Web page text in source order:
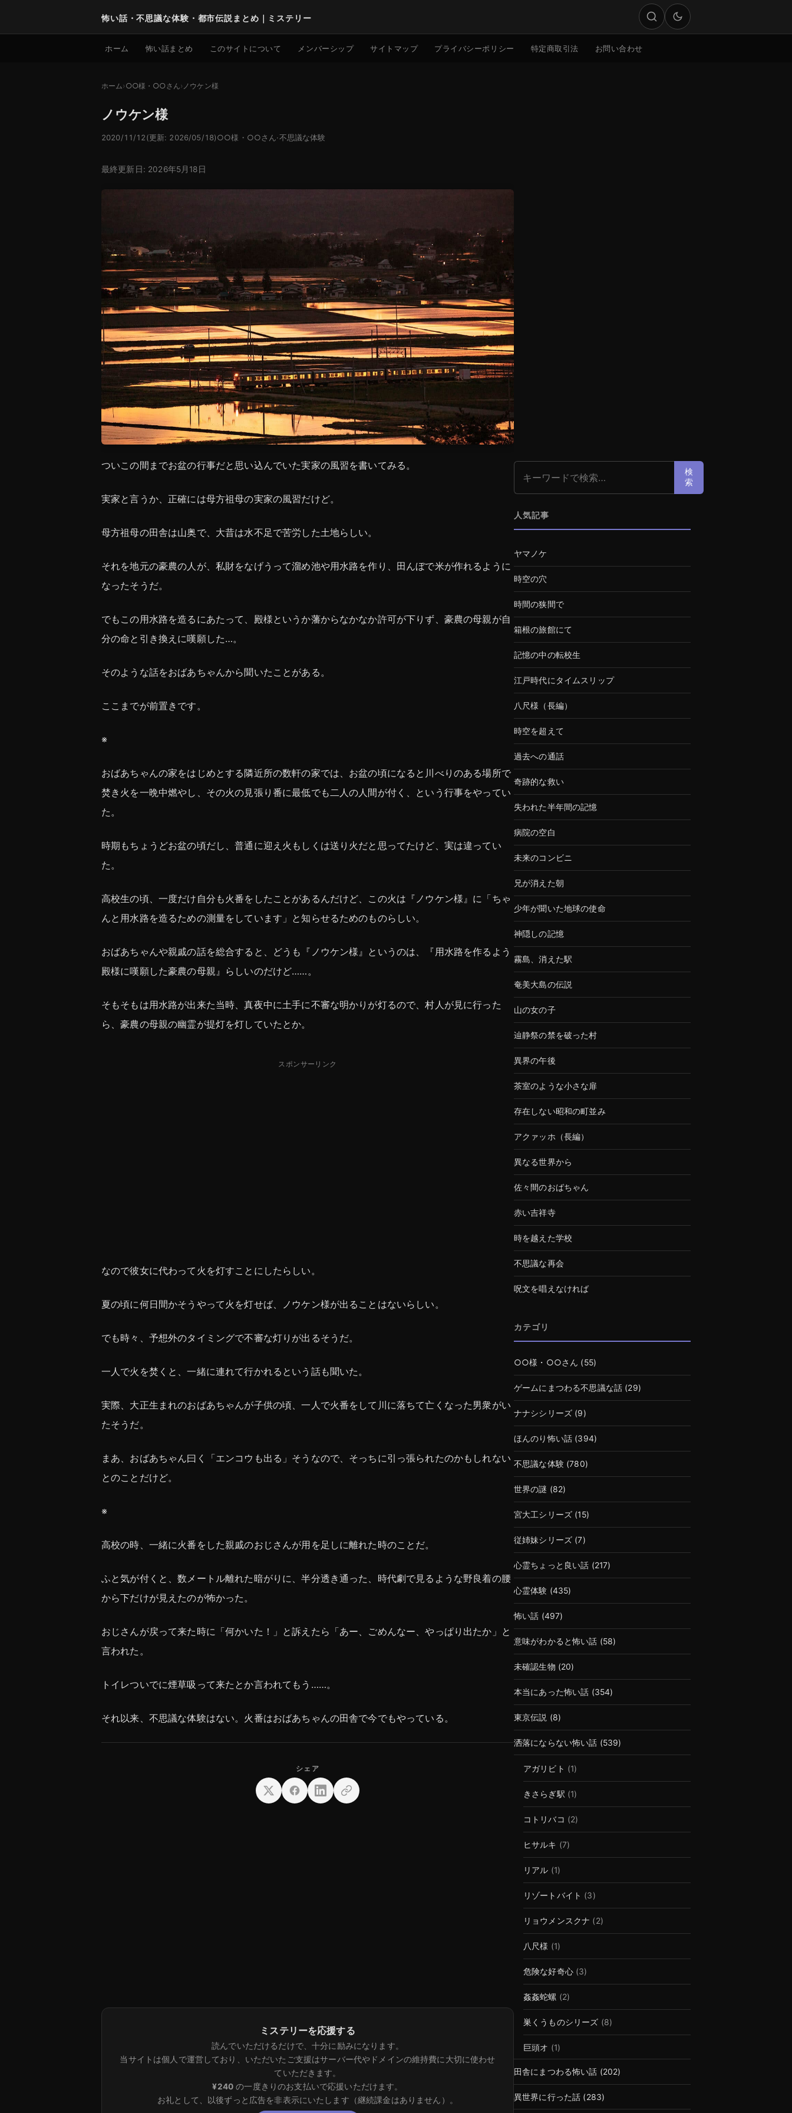
怖い話・不思議な体験・都市伝説まとめ｜ミステリー
ホーム 怖い話まとめ このサイトについて メンバーシップ サイトマップ プライバシーポリシー 特定商取引法 お問い合わせ
ホーム ○○様・○○さん ノウケン様
ノウケン様
2020/11/12 (更新: 2026/05/18) ○○様・○○さん·不思議な体験
最終更新日: 2026年5月18日
ついこの間までお盆の行事だと思い込んでいた実家の風習を書いてみる。
実家と言うか、正確には母方祖母の実家の風習だけど。
母方祖母の田舎は山奥で、大昔は水不足で苦労した土地らしい。
それを地元の豪農の人が、私財をなげうって溜め池や用水路を作り、田んぼで米が作れるように
なったそうだ。
でもこの用水路を造るにあたって、殿様というか藩からなかなか許可が下りず、豪農の母親が自
分の命と引き換えに嘆願した…。
そのような話をおばあちゃんから聞いたことがある。
ここまでが前置きです。
※
おばあちゃんの家をはじめとする隣近所の数軒の家では、お盆の頃になると川べりのある場所で
焚き火を一晩中燃やし、その火の見張り番に最低でも二人の人間が付く、という行事をやってい
た。
時期もちょうどお盆の頃だし、普通に迎え火もしくは送り火だと思ってたけど、実は違ってい
た。
高校生の頃、一度だけ自分も火番をしたことがあるんだけど、この火は『ノウケン様』に「ちゃ
んと用水路を造るための測量をしています」と知らせるためのものらしい。
おばあちゃんや親戚の話を総合すると、どうも『ノウケン様』というのは、『用水路を作るよう
殿様に嘆願した豪農の母親』らしいのだけど……。
そもそもは用水路が出来た当時、真夜中に土手に不審な明かりが灯るので、村人が見に行った
ら、豪農の母親の幽霊が提灯を灯していたとか。
スポンサーリンク
なので彼女に代わって火を灯すことにしたらしい。
夏の頃に何日間かそうやって火を灯せば、ノウケン様が出ることはないらしい。
でも時々、予想外のタイミングで不審な灯りが出るそうだ。
一人で火を焚くと、一緒に連れて行かれるという話も聞いた。
実際、大正生まれのおばあちゃんが子供の頃、一人で火番をして川に落ちて亡くなった男衆がい
たそうだ。
まあ、おばあちゃん曰く「エンコウも出る」そうなので、そっちに引っ張られたのかもしれない
とのことだけど。
※
高校の時、一緒に火番をした親戚のおじさんが用を足しに離れた時のことだ。
ふと気が付くと、数メートル離れた暗がりに、半分透き通った、時代劇で見るような野良着の腰
から下だけが見えたのが怖かった。
おじさんが戻って来た時に「何かいた！」と訴えたら「あー、ごめんなー、やっぱり出たか」と
言われた。
トイレついでに煙草吸って来たとか言われてもう……。
それ以来、不思議な体験はない。火番はおばあちゃんの田舎で今でもやっている。
ミステリーを応援する
読んでいただけるだけで、十分に励みになります。
当サイトは個人で運営しており、いただいたご支援はサーバー代やドメインの維持費に大切に使わせ
ていただきます。
¥240 の一度きりのお支払いで応援いただけます。
お礼として、以後ずっと広告を非表示にいたします（継続課金はありません）。
検
索
人気記事
ヤマノケ
時空の穴
時間の狭間で
箱根の旅館にて
記憶の中の転校生
江戸時代にタイムスリップ
八尺様（長編）
時空を超えて
過去への通話
奇跡的な救い
失われた半年間の記憶
病院の空白
未来のコンビニ
兄が消えた朝
少年が聞いた地球の使命
神隠しの記憶
霧島、消えた駅
奄美大島の伝説
山の女の子
辿静祭の禁を破った村
異界の午後
茶室のような小さな扉
存在しない昭和の町並み
アクァッホ（長編）
異なる世界から
佐々間のおばちゃん
赤い吉祥寺
時を越えた学校
不思議な再会
呪文を唱えなければ
カテゴリ
○○様・○○さん (55)
ゲームにまつわる不思議な話 (29)
ナナシシリーズ (9)
ほんのり怖い話 (394)
不思議な体験(780)
世界の謎 (82)
宮大工シリーズ (15)
従姉妹シリーズ (7)
心霊ちょっと良い話 (217)
心霊体験 (435)
怖い話 (497)
意味がわかると怖い話 (58)
未確認生物 (20)
本当にあった怖い話 (354)
東京伝説 (8)
洒落にならない怖い話 (539)
アガリビト (1)
きさらぎ駅 (1)
コトリバコ (2)
ヒサルキ (7)
リアル (1)
リゾートバイト (3)
リョウメンスクナ (2)
八尺様 (1)
危険な好奇心(3)
姦姦蛇螺 (2)
巣くうものシリーズ (8)
巨頭オ (1)
田舎にまつわる怖い話 (202)
異世界に行った話 (283)